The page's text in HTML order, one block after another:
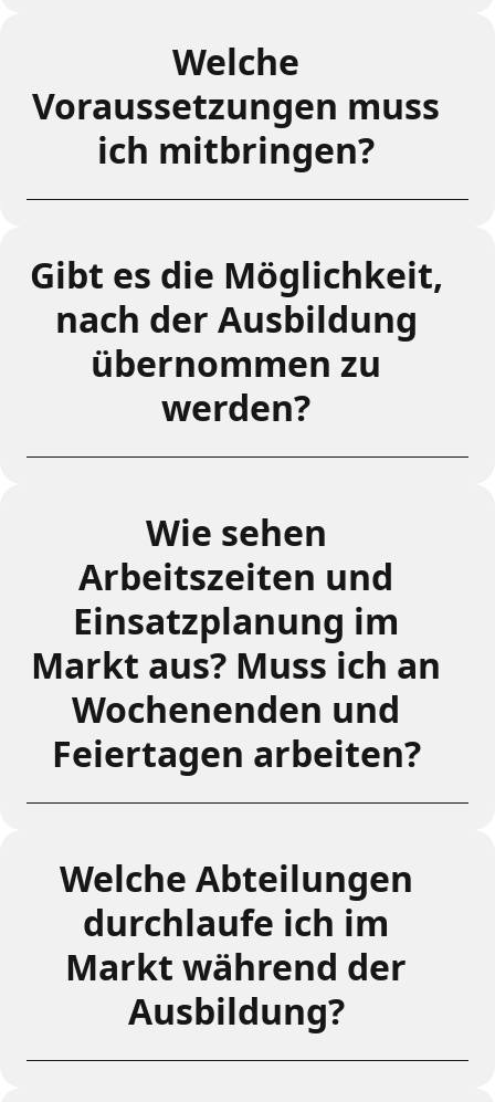
Welche
Voraussetzungen muss
ich mitbringen?
Gibt es die Möglichkeit,
nach der Ausbildung
übernommen zu
werden?
Wie sehen
Arbeitszeiten und
Einsatzplanung im
Markt aus? Muss ich an
Wochenenden und
Feiertagen arbeiten?
Welche Abteilungen
durchlaufe ich im
Markt während der
Ausbildung?